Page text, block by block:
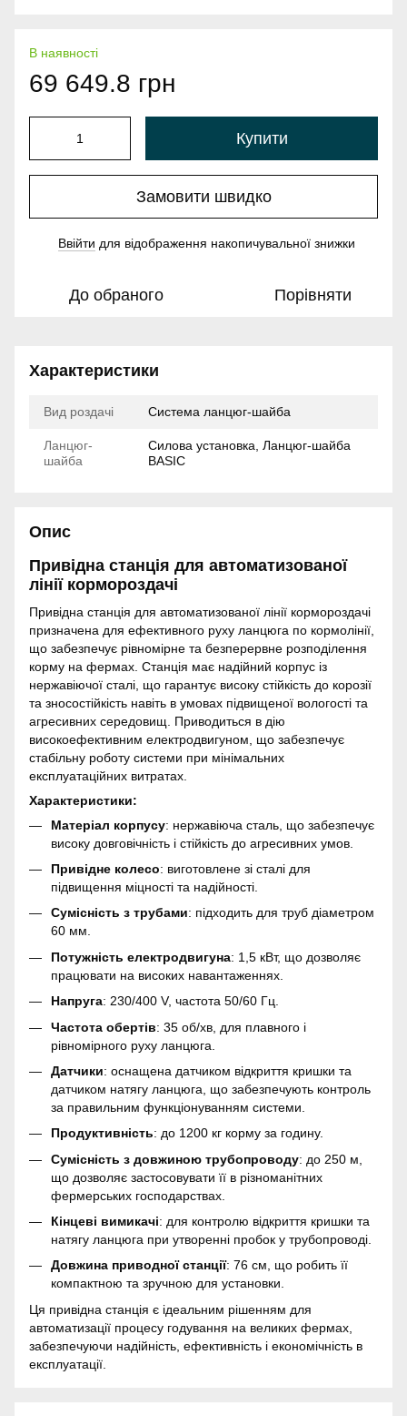
В наявності
69 649.8 грн
Купити
Замовити швидко
Ввійти для відображення накопичувальної знижки
До обраного Порівняти
Характеристики
Вид роздачі Система ланцюг-шайба
Ланцюг-
шайба
Силова установка, Ланцюг-шайба
BASIC
Опис
Привідна станція для автоматизованої
лінії кормороздачі
Привідна станція для автоматизованої лінії кормороздачі
призначена для ефективного руху ланцюга по кормолінії,
що забезпечує рівномірне та безперервне розподілення
корму на фермах. Станція має надійний корпус із
нержавіючої сталі, що гарантує високу стійкість до корозії
та зносостійкість навіть в умовах підвищеної вологості та
агресивних середовищ. Приводиться в дію
високоефективним електродвигуном, що забезпечує
стабільну роботу системи при мінімальних
експлуатаційних витратах.
Характеристики:
Матеріал корпусу: нержавіюча сталь, що забезпечує
високу довговічність і стійкість до агресивних умов.
Привідне колесо: виготовлене зі сталі для
підвищення міцності та надійності.
Сумісність з трубами: підходить для труб діаметром
60 мм.
Потужність електродвигуна: 1,5 кВт, що дозволяє
працювати на високих навантаженнях.
Напруга: 230/400 V, частота 50/60 Гц.
Частота обертів: 35 об/хв, для плавного і
рівномірного руху ланцюга.
Датчики: оснащена датчиком відкриття кришки та
датчиком натягу ланцюга, що забезпечують контроль
за правильним функціонуванням системи.
Продуктивність: до 1200 кг корму за годину.
Сумісність з довжиною трубопроводу: до 250 м,
що дозволяє застосовувати її в різноманітних
фермерських господарствах.
Кінцеві вимикачі: для контролю відкриття кришки та
натягу ланцюга при утворенні пробок у трубопроводі.
Довжина приводної станції: 76 см, що робить її
компактною та зручною для установки.
Ця привідна станція є ідеальним рішенням для
автоматизації процесу годування на великих фермах,
забезпечуючи надійність, ефективність і економічність в
експлуатації.